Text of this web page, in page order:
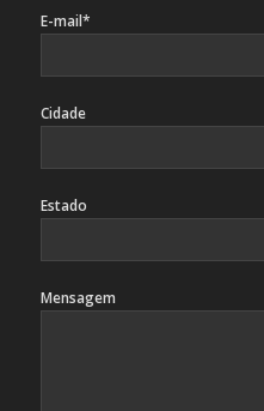
E-mail*
Cidade
Estado
Mensagem